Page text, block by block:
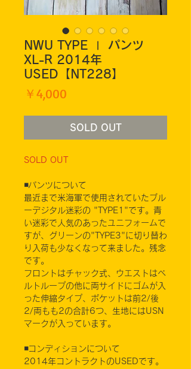
NWU TYPE Ⅰ パンツ
XL-R 2014年
USED【NT228】
￥4,000
SOLD OUT
SOLD OUT
◾️パンツについて
最近まで米海軍で使用されていたブル
ーデジタル迷彩の "TYPE1"です。青
い迷彩で人気のあったユニフォームで
すが、グリーンの"TYPE3"に切り替わ
り入荷も少なくなって来ました。残念
です。
フロントはチャック式、ウエストはベ
ルトループの他に両サイドにゴムが入
った伸縮タイプ、ポケットは前2/後
2/両もも2の合計6つ、生地にはUSN
マークが入っています。
◾️コンディションについて
2014年コントラクトのUSEDです。